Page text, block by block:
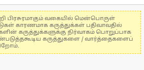
பிரசுரமாகும் வகையில் மென்பொருள்
காரணமாக கருத்துக்கள் பதிவாவதில்
கருத்துக்களுக்கு நிர்வாகம் பொறுப்பாக
கருத்துகளை / வார்த்தைகளைப்